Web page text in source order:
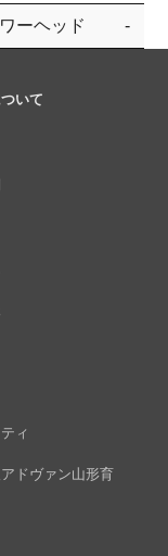
ーヘッド -
いて
ィ
ドヴァン山形育